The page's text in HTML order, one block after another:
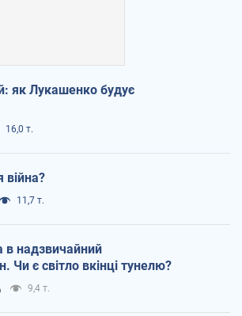
як Лукашенко будує
16,0 т.
війна?
11,7 т.
в надзвичайний
Чи є світло вкінці тунелю?
9,4 т.